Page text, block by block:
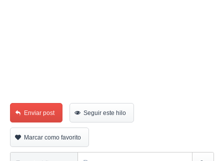
Enviar post Seguir este hilo
Marcar como favorito